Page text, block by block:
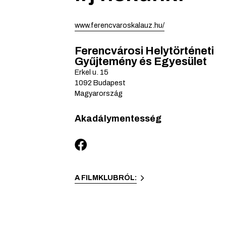
www.ferencvaroskalauz.hu/
Ferencvárosi Helytörténeti
Gyűjtemény és Egyesület
Erkel u. 15
1092 Budapest
Magyarország
Akadálymentesség
A FILMKLUBRÓL: